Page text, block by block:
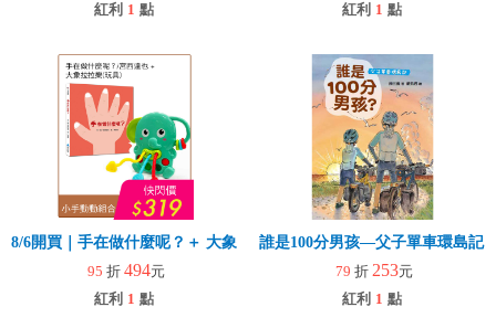
紅利 1 點
紅利 1 點
8/6開買｜手在做什麼呢？＋ 大象拉拉樂(玩具)
95 折 494元
紅利 1 點
誰是100分男孩—父子單車環島記
79 折 253元
紅利 1 點